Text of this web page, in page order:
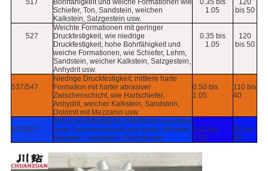
517
Bohrfähigkeit und weiche Formationen wie
Schiefer, Ton, Sandstein, weichen
Kalkstein, Salzgestein usw.
0.35 bis
1.05
120
bis 50
527
Weichte Formationen mit geringer
Druckfestigkeit, wie niedrige
Druckfestigkeit, hohe Bohrfähigkeit und
weiche Formationen, wie Schiefer, Lehm,
Sandstein, weicher Kalkstein, Salzgestein,
Anhydrit usw.
0.35 bis
1.05
120
bis 50
537/547
Niedrige Druckfestigkeit, mittlere harte
Formation mit harter abrasiver
Zwischenschicht, wie Hartschiefer,
Anhydrit, weicher Kalkstein, Sandstein,
Dolomit mit Mezzanin usw.
0.50 bis
1.05
110 bis
40
617/627
Hohe Druckfestigkeit, mittelharte und dicke
harte Zwischenschicht wie harter Schiefer,
Kalkstein, Sandstein, Dolomit usw.
0.50 bis
1.05
80 bis
40